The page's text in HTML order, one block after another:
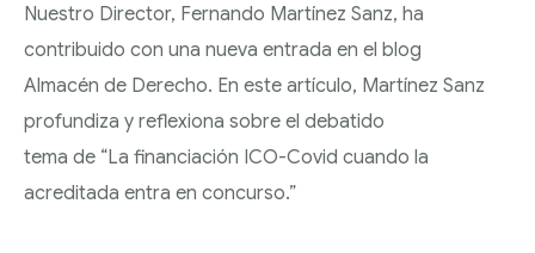
INCAPACIDAD
LABORAL
INCUMPLIMIENTO
DE CONTRATOS
DERECHO
INTERNACIONAL
Nuestro Director, Fernando Martínez Sanz, ha
contribuido con una nueva entrada en el blog
Almacén de Derecho. En este artículo, Martínez Sanz
profundiza y reflexiona sobre el debatido
tema de “La financiación ICO-Covid cuando la
acreditada entra en concurso.”